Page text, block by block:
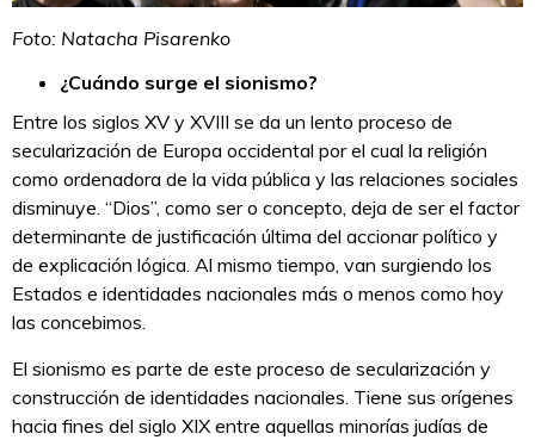
Foto: Natacha Pisarenko
¿Cuándo surge el sionismo?
Entre los siglos XV y XVIII se da un lento proceso de
secularización de Europa occidental por el cual la religión
como ordenadora de la vida pública y las relaciones sociales
disminuye. “Dios”, como ser o concepto, deja de ser el factor
determinante de justificación última del accionar político y
de explicación lógica. Al mismo tiempo, van surgiendo los
Estados e identidades nacionales más o menos como hoy
las concebimos.
El sionismo es parte de este proceso de secularización y
construcción de identidades nacionales. Tiene sus orígenes
hacia fines del siglo XIX entre aquellas minorías judías de